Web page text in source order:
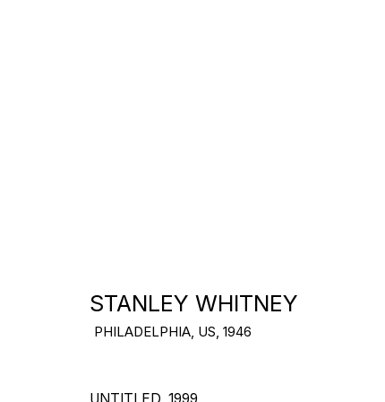
STANLEY WHITNEY
PHILADELPHIA, US, 1946
UNTITLED, 1999